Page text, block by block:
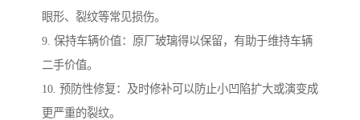
眼形、裂纹等常见损伤。
9. 保持车辆价值：原厂玻璃得以保留，有助于维持车辆
二手价值。
10. 预防性修复：及时修补可以防止小凹陷扩大或演变成
更严重的裂纹。